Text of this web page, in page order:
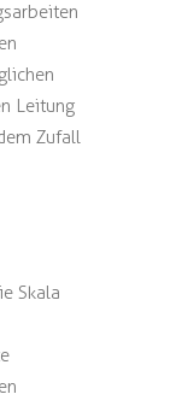
Leitung
Zufall
Skala